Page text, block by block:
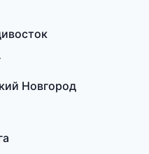
Новгород